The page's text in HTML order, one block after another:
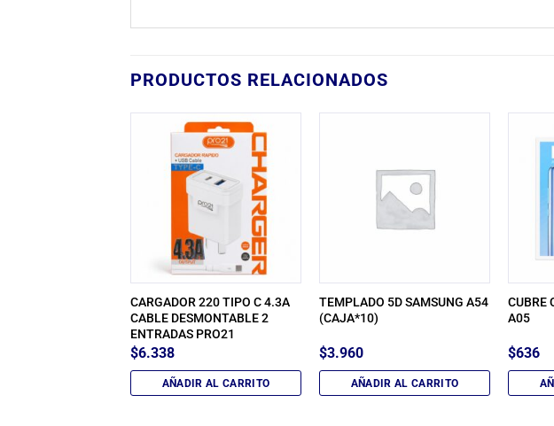
PRODUCTOS RELACIONADOS
CARGADOR 220 TIPO C 4.3A
CABLE DESMONTABLE 2
ENTRADAS PRO21
$6.338
AÑADIR AL CARRITO
TEMPLADO 5D SAMSUNG A54
(CAJA*10)
$3.960
AÑADIR AL CARRITO
CUBRE
A05
$636